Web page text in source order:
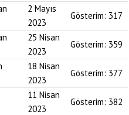
2 Mayıs
2023
Gösterim: 317
25 Nisan
2023
Gösterim: 359
18 Nisan
2023
Gösterim: 377
11 Nisan
2023
Gösterim: 382